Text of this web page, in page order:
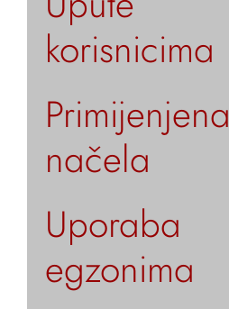
korisnicima
Primijenjena
načela
Uporaba
egzonima